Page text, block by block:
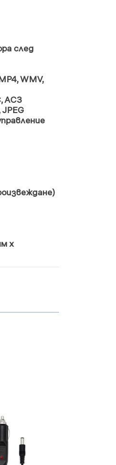
след
WMV,
AC3
х